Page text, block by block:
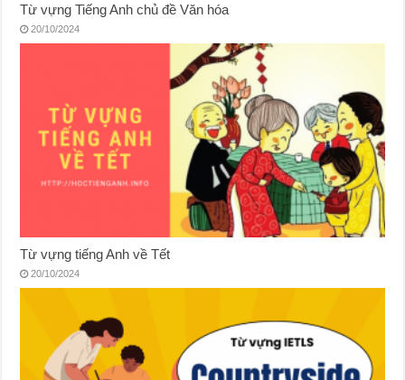
Từ vựng Tiếng Anh chủ đề Văn hóa
20/10/2024
Từ vựng tiếng Anh về Tết
20/10/2024